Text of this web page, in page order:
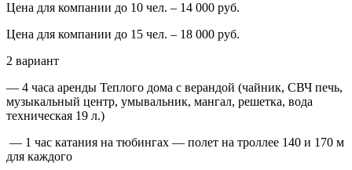
Цена для компании до 10 чел. – 14 000 руб.
Цена для компании до 15 чел. – 18 000 руб.
2 вариант
— 4 часа аренды Теплого дома с верандой (чайник, СВЧ печь,
музыкальный центр, умывальник, мангал, решетка, вода
техническая 19 л.)
— 1 час катания на тюбингах — полет на троллее 140 и 170 м
для каждого